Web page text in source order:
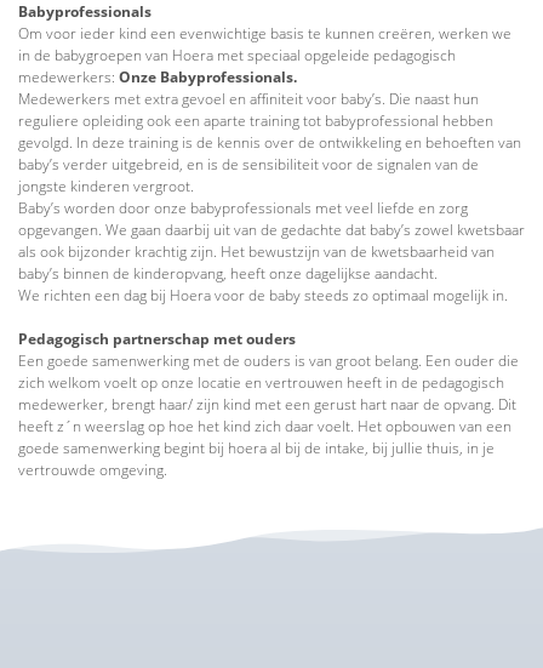
Babyprofessionals
Om voor ieder kind een evenwichtige basis te kunnen creëren, werken we
in de babygroepen van Hoera met speciaal opgeleide pedagogisch
medewerkers: Onze Babyprofessionals.
Medewerkers met extra gevoel en affiniteit voor baby’s. Die naast hun
reguliere opleiding ook een aparte training tot babyprofessional hebben
gevolgd. In deze training is de kennis over de ontwikkeling en behoeften van
baby’s verder uitgebreid, en is de sensibiliteit voor de signalen van de
jongste kinderen vergroot.
Baby’s worden door onze babyprofessionals met veel liefde en zorg
opgevangen. We gaan daarbij uit van de gedachte dat baby’s zowel kwetsbaar
als ook bijzonder krachtig zijn. Het bewustzijn van de kwetsbaarheid van
baby’s binnen de kinderopvang, heeft onze dagelijkse aandacht.
We richten een dag bij Hoera voor de baby steeds zo optimaal mogelijk in.
Pedagogisch partnerschap met ouders
Een goede samenwerking met de ouders is van groot belang. Een ouder die
zich welkom voelt op onze locatie en vertrouwen heeft in de pedagogisch
medewerker, brengt haar/ zijn kind met een gerust hart naar de opvang. Dit
heeft z´n weerslag op hoe het kind zich daar voelt. Het opbouwen van een
goede samenwerking begint bij hoera al bij de intake, bij jullie thuis, in je
vertrouwde omgeving.